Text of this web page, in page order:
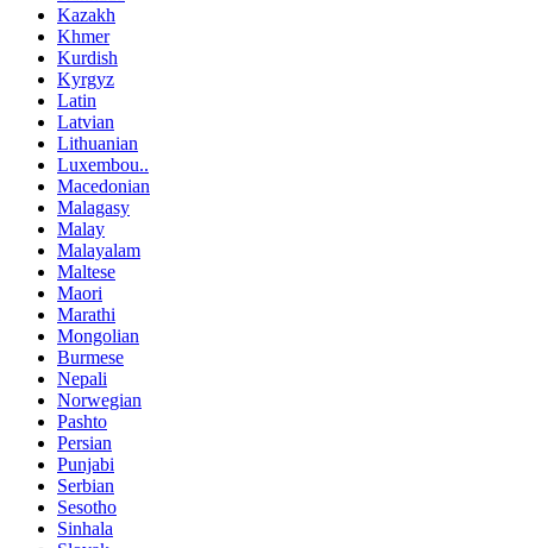
Kazakh
Khmer
Kurdish
Kyrgyz
Latin
Latvian
Lithuanian
Luxembou..
Macedonian
Malagasy
Malay
Malayalam
Maltese
Maori
Marathi
Mongolian
Burmese
Nepali
Norwegian
Pashto
Persian
Punjabi
Serbian
Sesotho
Sinhala